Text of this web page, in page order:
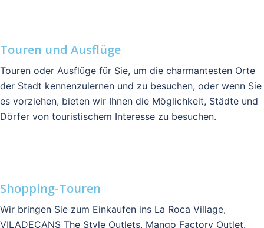
Touren und Ausflüge
Touren oder Ausflüge für Sie, um die charmantesten Orte
der Stadt kennenzulernen und zu besuchen, oder wenn Sie
es vorziehen, bieten wir Ihnen die Möglichkeit, Städte und
Dörfer von touristischem Interesse zu besuchen.
Shopping-Touren
Wir bringen Sie zum Einkaufen ins La Roca Village,
VILADECANS The Style Outlets, Mango Factory Outlet.